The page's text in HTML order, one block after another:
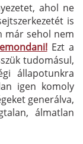
ahol ne
is
már sehol nem
Ezt a
tudomásul,
állapotunkra
igen komoly
generálva,
álmatlan